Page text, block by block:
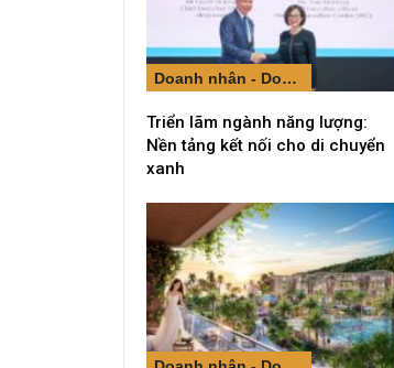
Doanh nhân - Doanh nghiệp
Triển lãm ngành năng lượng:
Nền tảng kết nối cho di chuyển
xanh